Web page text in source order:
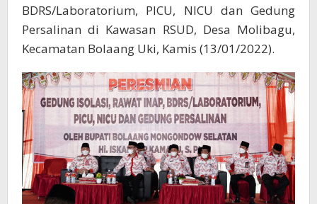
BDRS/Laboratorium, PICU, NICU dan Gedung
Persalinan di Kawasan RSUD, Desa Molibagu,
Kecamatan Bolaang Uki, Kamis (13/01/2022).